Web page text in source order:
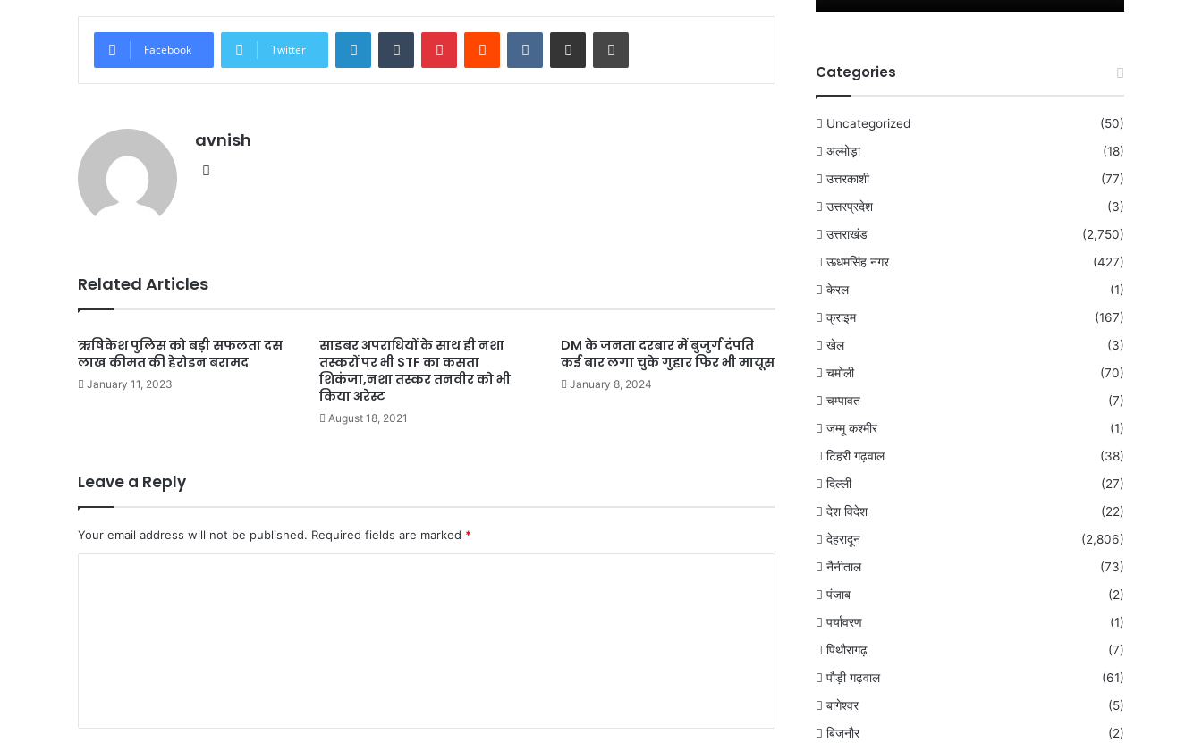
Facebook Twitter
LinkedInTumblr PinterestReddit VKontakteShare via Email Print
avnish
Related Articles
ऋषिकेश पुलिस को बड़ी सफलता दस
लाख कीमत की हेरोइन बरामद
January 11, 2023
साइबर अपराधियों के साथ ही नशा
तस्करों पर भी STF का कसता
शिकंजा,नशा तस्कर तनवीर को भी
किया अरेस्ट
August 18, 2021
DM के जनता दरबार में बुजुर्ग दंपति
कई बार लगा चुके गुहार फिर भी मायूस
January 8, 2024
Leave a Reply
Your email address will not be published. Required fields are marked *
t
Categories
Uncategorized
(50)
अल्मोड़ा
(18)
उत्तरकाशी
(77)
उत्तरप्रदेश
(3)
उत्तराखंड
(2,750)
ऊधमसिंह नगर
(427)
केरल
(1)
क्राइम
(167)
खेल
(3)
चमोली
(70)
चम्पावत
(7)
जम्मू कश्मीर
(1)
टिहरी गढ़वाल
(38)
दिल्ली
(27)
देश विदेश
(22)
देहरादून
(2,806)
नैनीताल
(73)
पंजाब
(2)
पर्यावरण
(1)
पिथौरागढ़
(7)
पौड़ी गढ़वाल
(61)
बागेश्वर
(5)
बिजनौर
(2)